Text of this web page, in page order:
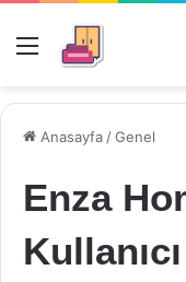
Menü
Anasayfa /Genel
Enza